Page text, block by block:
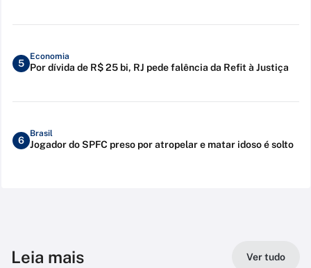
5
Economia
Por dívida de R$ 25 bi, RJ pede falência da Refit à Justiça
6
Brasil
Jogador do SPFC preso por atropelar e matar idoso é solto
Leia mais Ver tudo